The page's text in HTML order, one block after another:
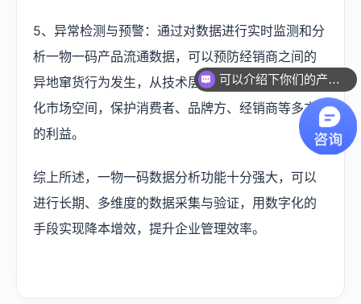
​5、异常检测与预警：通过对数据进行实时监测和分
析一物一码产品流通数据，可以预防经销商之间的
异地窜货行为发生，从技术层面解决信任问题，净
化市场空间，保护消费者、品牌方、经销商等多方
的利益。
综上所述，一物一码数据分析功能十分强大，可以
进行长期、多维度的数据采集与验证，用数字化的
手段实现降本增效，提升企业管理效率。
可以介绍下你们的产品么？